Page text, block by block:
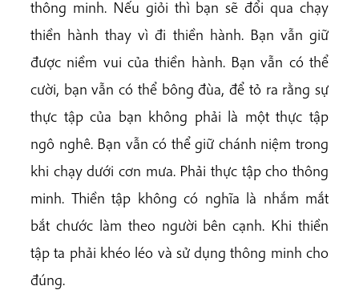
thông minh. Nếu giỏi thì bạn sẽ đổi qua chạy
thiền hành thay vì đi thiền hành. Bạn vẫn giữ
được niềm vui của thiền hành. Bạn vẫn có thể
cười, bạn vẫn có thể bông đùa, để tỏ ra rằng sự
thực tập của bạn không phải là một thực tập
ngô nghê. Bạn vẫn có thể giữ chánh niệm trong
khi chạy dưới cơn mưa. Phải thực tập cho thông
minh. Thiền tập không có nghĩa là nhắm mắt
bắt chước làm theo người bên cạnh. Khi thiền
tập ta phải khéo léo và sử dụng thông minh cho
đúng.